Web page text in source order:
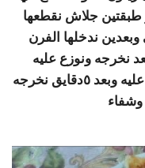
طبقتين جلاش نقطعها
ندخلها الفرن
نخرجه ونوزع عليه
خليط اللبن والبيض ملح وفلفل اسود عليه وبعد ٥دقايق نخرجه
وشفاء